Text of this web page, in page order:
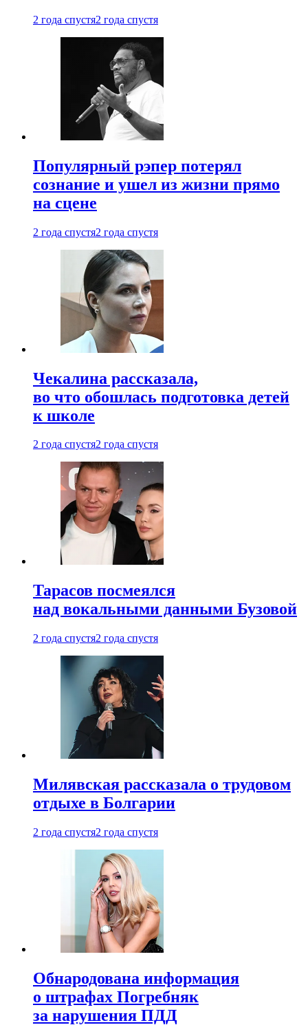
2 года спустя2 года спустя
Популярный рэпер потерял
сознание и ушел из жизни прямо
на сцене
2 года спустя2 года спустя
Чекалина рассказала,
во что обошлась подготовка детей
к школе
2 года спустя2 года спустя
Тарасов посмеялся
над вокальными данными Бузовой
2 года спустя2 года спустя
Милявская рассказала о трудовом
отдыхе в Болгарии
2 года спустя2 года спустя
Обнародована информация
о штрафах Погребняк
за нарушения ПДД